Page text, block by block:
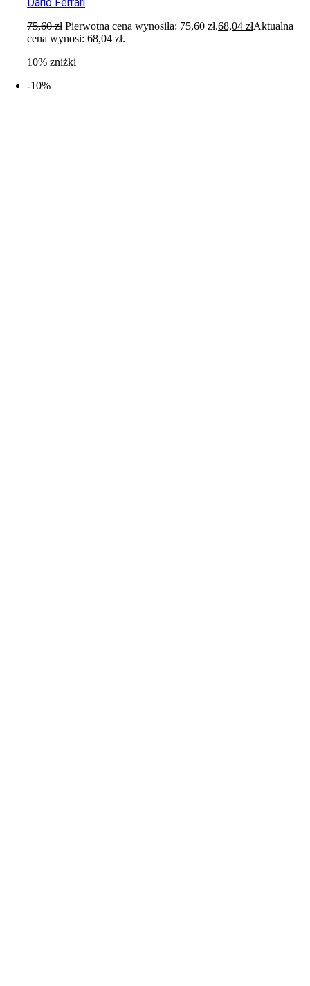
75,60zł Pierwotna cena wynosiła: 75,60 zł.68,04złAktualna
cena wynosi: 68,04 zł.
10% zniżki
-10%